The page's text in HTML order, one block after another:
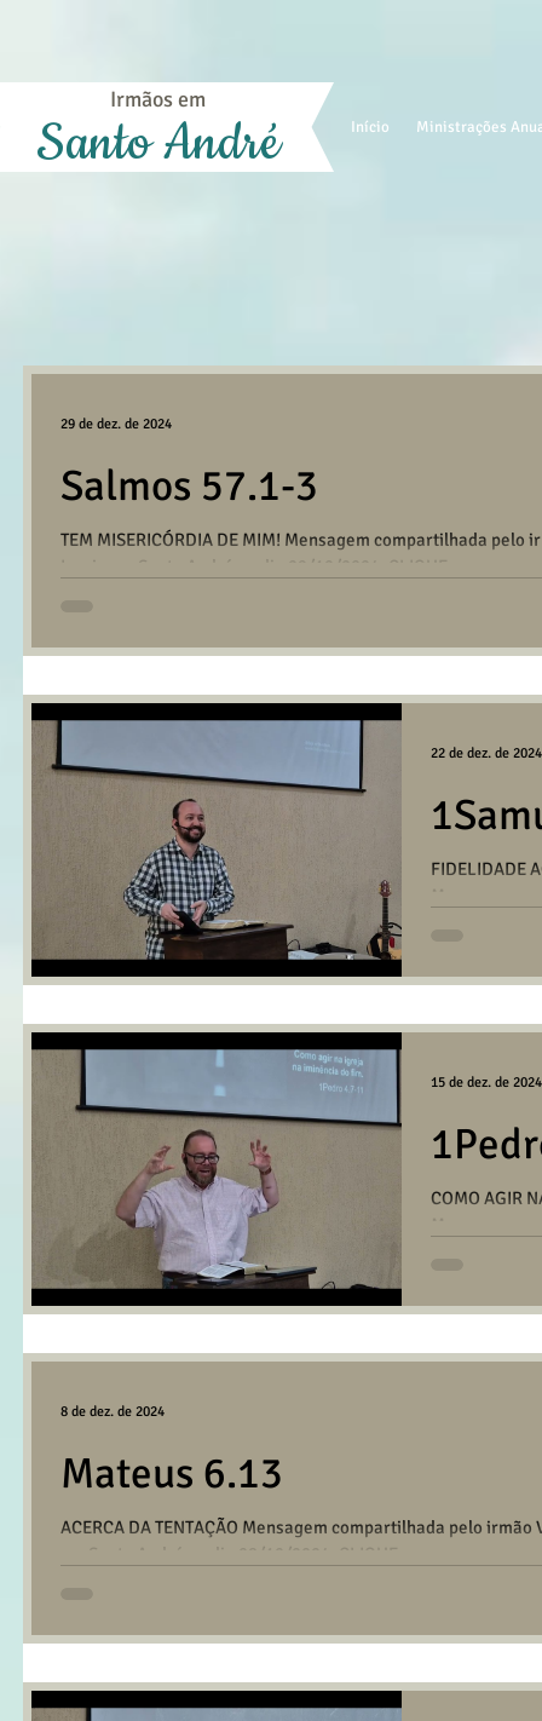
Início Ministrações
Irmãos em
Santo André
Salmos 57.1-3
TEM MISERICÓRDIA DE MIM! Mensagem compartilhada pelo
Igreja em Santo André no dia 29/12/2024. CLIQUE...
29 de dez. de 2024
FIDELIDADE
Mensagem
22 de dez. de 2024
COMO AGIR
Mensagem
15 de dez. de 2024
Mateus 6.13
ACERCA DA TENTAÇÃO Mensagem compartilhada pelo
em Santo André no dia 08/12/2024. CLIQUE...
8 de dez. de 2024